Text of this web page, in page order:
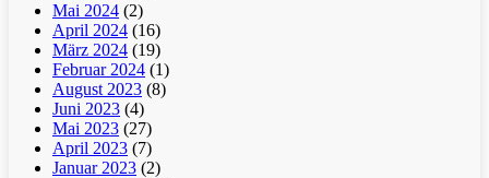
Mai 2024 (2)
April 2024 (16)
März 2024 (19)
Februar 2024 (1)
August 2023 (8)
Juni 2023 (4)
Mai 2023 (27)
April 2023 (7)
Januar 2023 (2)